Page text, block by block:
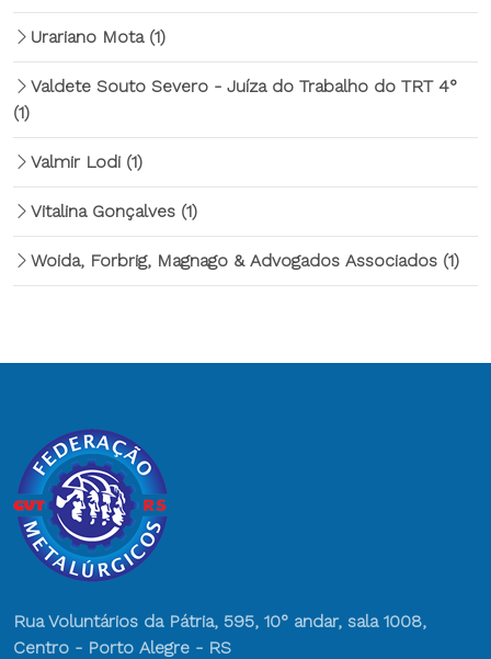
Urariano Mota (1)
Valdete Souto Severo - Juíza do Trabalho do TRT 4°
(1)
Valmir Lodi (1)
Vitalina Gonçalves (1)
Woida, Forbrig, Magnago & Advogados Associados (1)
Rua Voluntários da Pátria, 595, 10° andar, sala 1008,
Centro - Porto Alegre - RS